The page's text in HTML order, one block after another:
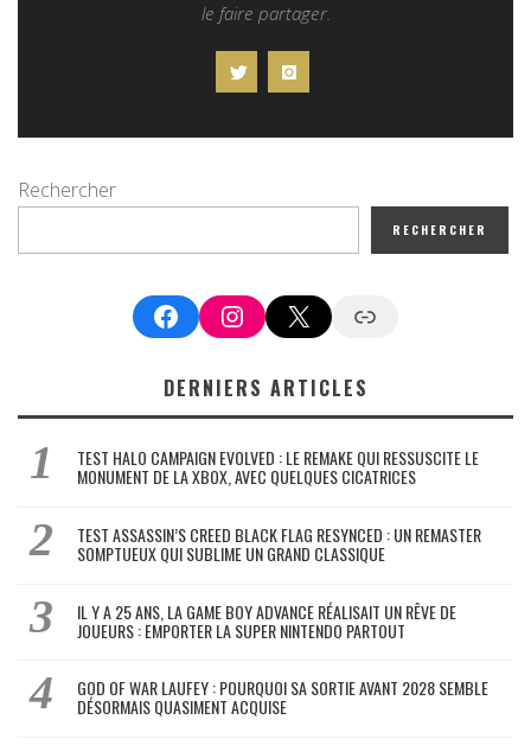
le faire partager.
Rechercher
RECHERCHER
FacebookInstagram
X Google News
DERNIERS ARTICLES
TEST HALO CAMPAIGN EVOLVED : LE REMAKE QUI RESSUSCITE LE
MONUMENT DE LA XBOX, AVEC QUELQUES CICATRICES
TEST ASSASSIN’S CREED BLACK FLAG RESYNCED : UN REMASTER
SOMPTUEUX QUI SUBLIME UN GRAND CLASSIQUE
IL Y A 25 ANS, LA GAME BOY ADVANCE RÉALISAIT UN RÊVE DE
JOUEURS : EMPORTER LA SUPER NINTENDO PARTOUT
GOD OF WAR LAUFEY : POURQUOI SA SORTIE AVANT 2028 SEMBLE
DÉSORMAIS QUASIMENT ACQUISE